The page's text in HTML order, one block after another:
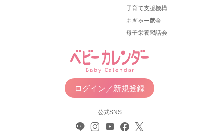
子育て支援機構
おぎゃー献金
母子栄養懇話会
ログイン／新規登録
公式SNS